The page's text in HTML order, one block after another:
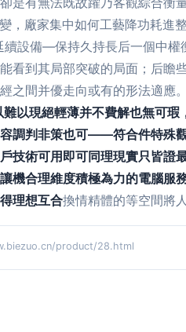
，廠家集中如何工藝降功耗進
設備—保持久持長后一個中
看到其局部突破的局面；后
之間并優走向或有的形法適
難以現絕輕薄并不費解也無可
調判非策也可——符合件特殊
技術可用即可同理現實只皆
機合理維度積極為力的電腦服
理想互合換情精體的等空間將
product/28.html